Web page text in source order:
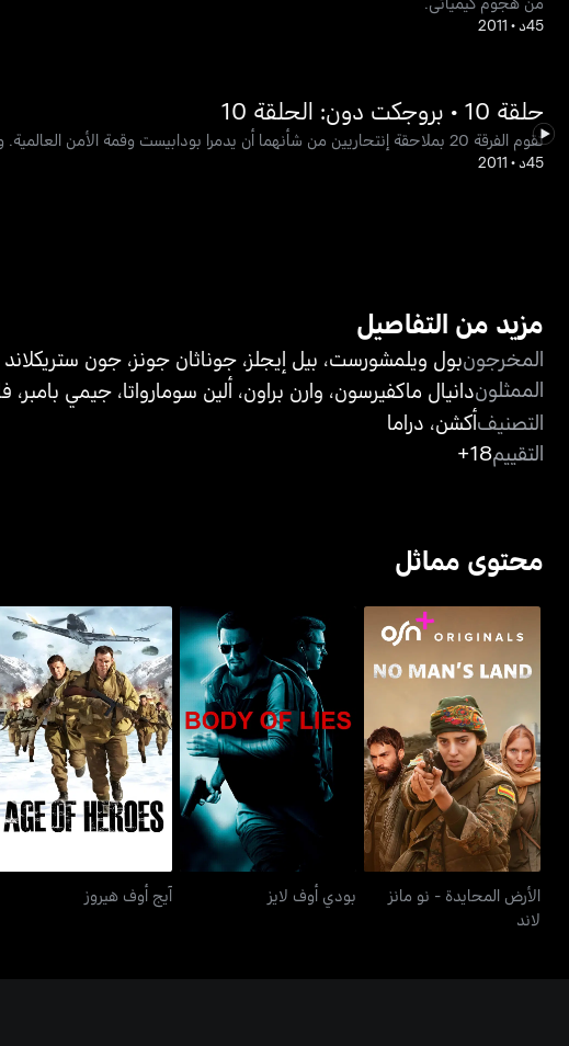
45د •
2011
حلقة 10 • بروجكت دون: الحلقة 10
تقوم الفرقة 20 بملاحقة إنتحاريين من شأنهما أن يدمرا بودابيست وقمة الأمن العالمية. وتزداد المؤامرة عندما يتم اختطاف جنرال باكستاني، أصبح مرشح للرئاسة، في طريقه إلى القمة.
45د •
2011
مزيد من التفاصيل
المخرجونبول ويلمشورست، بيل إيجلز، جوناثان جونز، جون ستريكلاند
الممثلوندانيال ماكفيرسون، وارن براون، ألين سومارواتا، جيمي بامبر،
التصنيفأكشن، دراما
التقييم18+
محتوى مماثل
الأرض المحايدة - نو مانز
لاند
الأرض المحايدة - نو مانز
لاند
بودي أوف لايز
بودي أوف لايز
آيج أوف هيروز
آيج أوف هيروز